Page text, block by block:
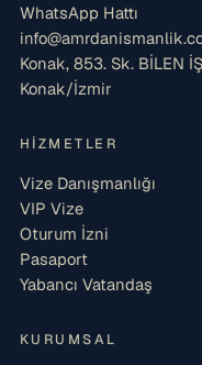
WhatsApp Hattı
Konak, 853. Sk. BİLEN
Konak/İzmir
HIZMETLER
Vize Danışmanlığı
VIP Vize
Oturum İzni
Pasaport
Yabancı Vatandaş
KURUMSAL